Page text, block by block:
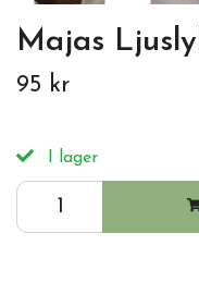
Majas
95 kr
I lager